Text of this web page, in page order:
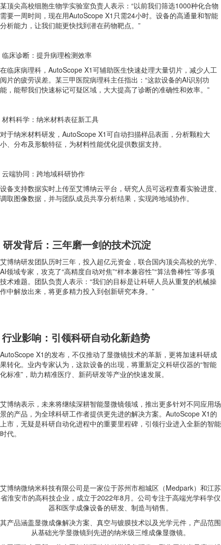
某顶尖高校细胞生物学实验室负责人表示：“以前我们筛选1000种化合物
需要一周时间，现在用AutoScope X1只需24小时。设备的高通量和智能
分析能力，让我们能更快找到潜在药物靶点。”
临床诊断：提升病理检测效率
在临床病理科，AutoScope X1可辅助医生快速处理大量切片，减少人工
阅片的疲劳误差。某三甲医院病理科主任指出：“这款设备的AI识别功
能，能帮我们快速标记可疑区域，大大提高了诊断的准确性和效率。”
材料科学：纳米材料表征新工具
对于纳米材料研发，AutoScope X1可自动扫描样品表面，分析颗粒大
小、分布及形貌特征，为材料性能优化提供数据支持。
云端协同：跨地域科研协作
设备支持数据实时上传至艾博纳云平台，研究人员可远程查看实验进度、
调取图像数据，并与团队成员共享分析结果，实现跨地域协作。
研发背后：三年磨一剑的技术沉淀
艾博纳研发团队历时三年，投入超亿元资金，联合国内顶尖高校的光学、
AI领域专家，攻克了“高精度自动对焦”“样本兼容性”“算法鲁棒性”等多项
技术难题。团队负责人表示：“我们的目标是让科研人员从重复的机械操
作中解放出来，将更多精力投入到创新研究本身。”
行业影响：引领科研自动化新趋势
AutoScope X1的发布，不仅推动了显微镜技术的革新，更将加速科研成
果转化。业内专家认为，这款设备的出现，将重新定义科研仪器的“智能
化标准”，助力精准医疗、新药研发等产业的快速发展。
艾博纳表示，未来将继续深耕智能显微镜领域，推出更多针对不同应用场
景的产品，为全球科研工作者提供更先进的解决方案。AutoScope X1的
上市，无疑是科研自动化进程中的重要里程碑，引领行业进入全新的智能
时代。
艾博纳微纳米科技有限公司是一家位于苏州市相城区（Medpark）和江苏
省淮安市的高科技企业，成立于2022年8月。公司专注于高端光学科学仪
器和医学成像设备的研发、制造与销售。
其产品涵盖显微成像解决方案、真空与镀膜技术以及光学元件，产品范围
从基础光学显微镜到先进的纳米级三维成像显微镜。